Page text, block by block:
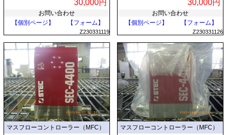
30,000円
お問い合わせ
【個別ページ】
【フォーム】
Z230331119
30,000円
お問い合わせ
【個別ページ】
【フォーム】
Z230331126
マスフローコントローラー（MFC） マスフローコントローラー（MFC）